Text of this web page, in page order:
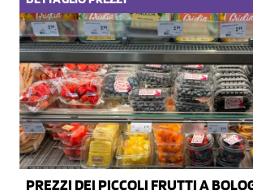
PREZZI DEI PICCOLI FRUTTI A